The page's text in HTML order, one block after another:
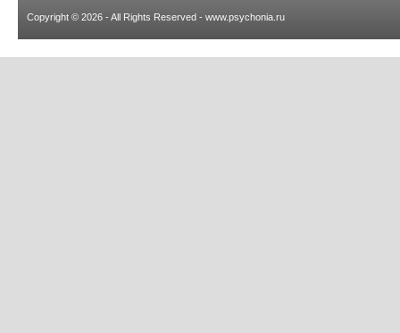
Copyright © 2026 - All Rights Reserved - www.psychonia.ru